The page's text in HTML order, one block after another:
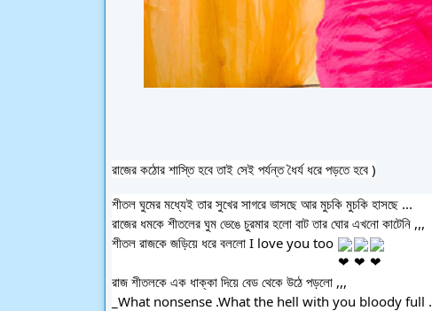
রাজের কঠোর শাস্তি হবে তাই সেই পর্যন্ত ধৈর্য ধরে পড়তে হবে )
শীতল ঘুমের মধ্যেই তার সুখের সাগরে ভাসছে আর মুচকি মুচকি হাসছে ...
রাজের ধমকে শীতলের ঘুম ভেঙে চুরমার হলো বাট তার ঘোর এখনো কাটেনি ,,,
শীতল রাজকে জড়িয়ে ধরে বললো I love you too
রাজ শীতলকে এক ধাক্কা দিয়ে বেড থেকে উঠে পড়লো ,,,
_What nonsense .What the hell with you bloody full .